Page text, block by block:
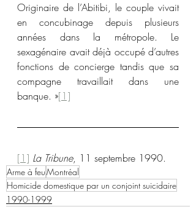
Originaire de l’Abitibi, le couple vivait
en concubinage depuis plusieurs
années dans la métropole. Le
sexagénaire avait déjà occupé d’autres
fonctions de concierge tandis que sa
compagne travaillait dans une
banque. »[1]
[1] La Tribune, 11 septembre 1990.
Arme à feuMontréal
Homicide domestique par un conjoint suicidaire
1990-1999